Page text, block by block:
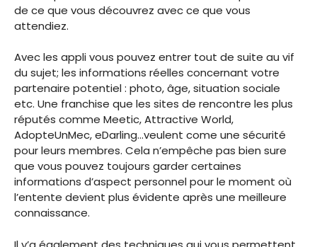
de ce que vous découvrez avec ce que vous
attendiez.
Avec les appli vous pouvez entrer tout de suite au vif
du sujet; les informations réelles concernant votre
partenaire potentiel : photo, âge, situation sociale
etc. Une franchise que les sites de rencontre les plus
réputés comme Meetic, Attractive World,
AdopteUnMec, eDarling…veulent come une sécurité
pour leurs membres. Cela n’empêche pas bien sure
que vous pouvez toujours garder certaines
informations d’aspect personnel pour le moment où
l’entente devient plus évidente après une meilleure
connaissance.